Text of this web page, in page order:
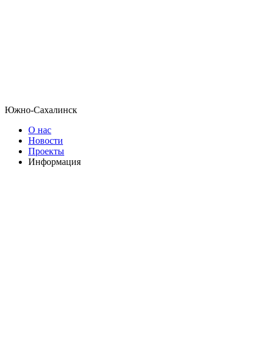
Южно-Сахалинск
О нас
Новости
Проекты
Информация